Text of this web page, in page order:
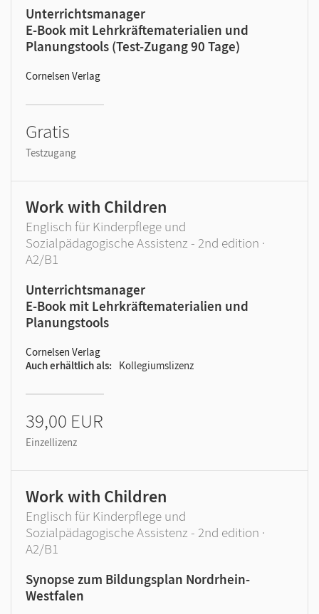
Unterrichtsmanager
E-Book mit Lehrkräftematerialien und
Planungstools (Test-Zugang 90 Tage)
Cornelsen Verlag
Gratis
Testzugang
Work with Children
Englisch für Kinderpflege und
Sozialpädagogische Assistenz - 2nd edition ·
A2/B1
Unterrichtsmanager
E-Book mit Lehrkräftematerialien und
Planungstools
Cornelsen Verlag
Auch erhältlich als
Kollegiumslizenz
39,00 EUR
Einzellizenz
Work with Children
Englisch für Kinderpflege und
Sozialpädagogische Assistenz - 2nd edition ·
A2/B1
Synopse zum Bildungsplan Nordrhein-
Westfalen